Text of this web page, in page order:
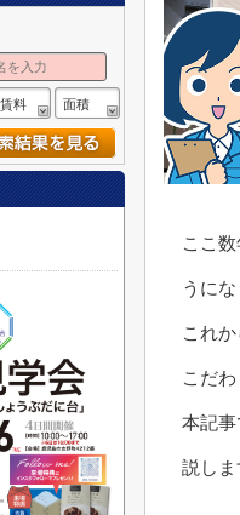
ここ
うにな
これ
こだ
本記
説しま
料 面積